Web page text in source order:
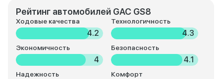
Рейтинг автомобилей GAC GS8
Ходовые качества
4.2
Технологичность
4.3
Экономичность
4
Безопасность
4.1
Надежность Комфорт